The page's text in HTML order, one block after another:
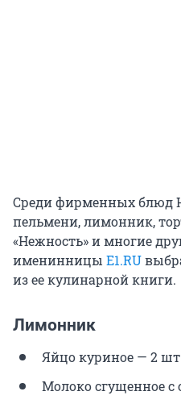
Среди фирменных блюд
пельмени, лимонник,
«Нежность» и многие
именинницы E1.RU
из ее кулинарной книги.
Лимонник
Яйцо куриное — 2
Молоко сгущенное с